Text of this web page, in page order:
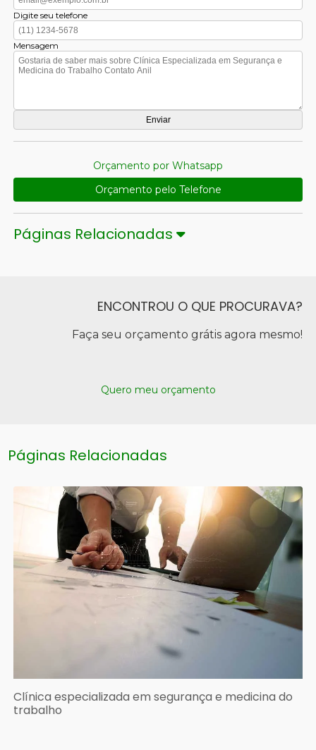
Digite seu telefone
Mensagem
Orçamento por Whatsapp
Orçamento pelo Telefone
Páginas Relacionadas
ENCONTROU O QUE PROCURAVA?
Faça seu orçamento grátis agora mesmo!
Quero meu orçamento
Páginas Relacionadas
Clínica especializada em segurança e medicina do
trabalho